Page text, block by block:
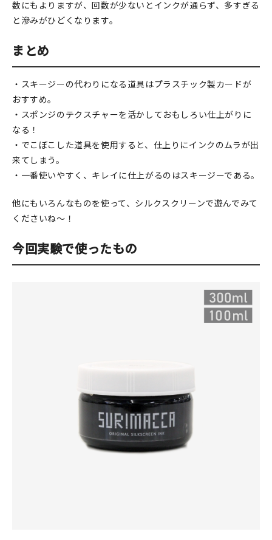
数にもよりますが、回数が少ないとインクが通らず、多すぎる
と滲みがひどくなります。
まとめ
・スキージーの代わりになる道具はプラスチック製カードが
おすすめ。
・スポンジのテクスチャーを活かしておもしろい仕上がりに
なる！
・でこぼこした道具を使用すると、仕上りにインクのムラが出
来てしまう。
・一番使いやすく、キレイに仕上がるのはスキージーである。
他にもいろんなものを使って、シルクスクリーンで遊んでみて
くださいね～！
今回実験で使ったもの